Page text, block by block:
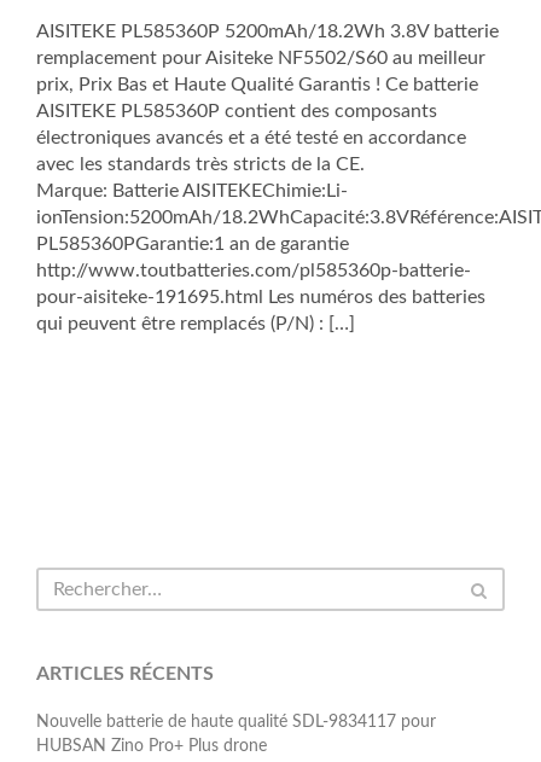
AISITEKE PL585360P 5200mAh/18.2Wh 3.8V batterie
remplacement pour Aisiteke NF5502/S60 au meilleur
prix, Prix Bas et Haute Qualité Garantis ! Ce batterie
AISITEKE PL585360P contient des composants
électroniques avancés et a été testé en accordance
avec les standards très stricts de la CE.
Marque: Batterie AISITEKEChimie:Li-
ionTension:5200mAh/
PL585360PGarantie:1 an de garantie
http://www.toutbatteries.com/pl585360p-batterie-
pour-aisiteke-191695.html Les numéros des batteries
qui peuvent être remplacés (P/N) : […]
ARTICLES RÉCENTS
Nouvelle batterie de haute qualité SDL-9834117 pour
HUBSAN Zino Pro+ Plus drone